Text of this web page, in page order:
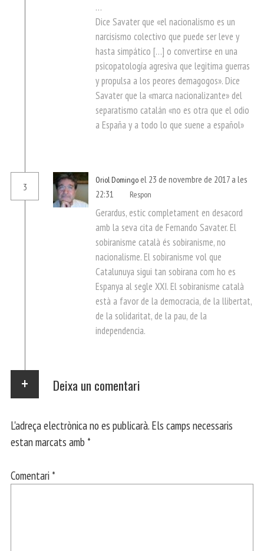
…
Dice Savater que «el nacionalismo es un
narcisismo colectivo que puede ser leve y
hasta simpático […] o convertirse en una
psicopatología agresiva que legitima guerras
y propulsa a los peores demagogos». Dice
Savater que la «marca nacionalizante» del
separatismo catalán «no es otra que el odio
a España y a todo lo que suene a español»
3
Oriol Domingo el 23 de novembre de 2017 a les
22:31
Respon
Gerardus, estic completament en desacord
amb la seva cita de Fernando Savater. El
sobiranisme català és sobiranisme, no
nacionalisme. El sobiranisme vol que
Catalunuya sigui tan sobirana com ho es
Espanya al segle XXI. El sobiranisme català
està a favor de la democracia, de la llibertat,
de la solidaritat, de la pau, de la
independencia.
Deixa un comentari
L'adreça electrònica no es publicarà. Els camps necessaris
estan marcats amb *
Comentari *